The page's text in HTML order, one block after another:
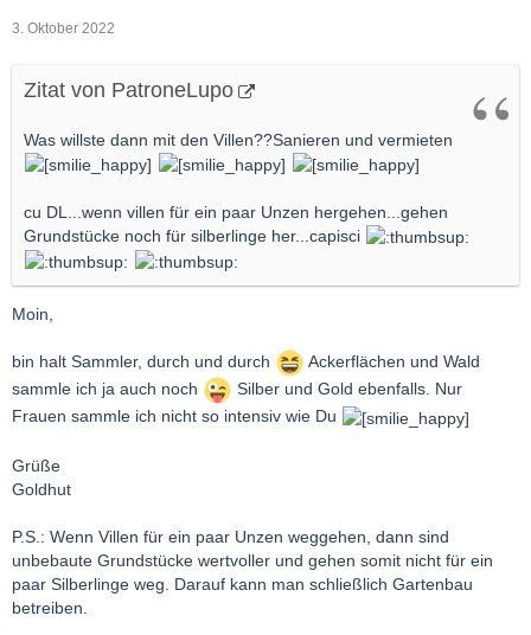
3. Oktober 2022
Zitat von PatroneLupo
Was willste dann mit den Villen??Sanieren und vermieten
cu DL...wenn villen für ein paar Unzen hergehen...gehen
Grundstücke noch für silberlinge her...capisci
Moin,
bin halt Sammler, durch und durch
Ackerflächen und Wald
sammle ich ja auch noch
Silber und Gold ebenfalls. Nur
Frauen sammle ich nicht so intensiv wie Du
Grüße
Goldhut
P.S.: Wenn Villen für ein paar Unzen weggehen, dann sind
unbebaute Grundstücke wertvoller und gehen somit nicht für ein
paar Silberlinge weg. Darauf kann man schließlich Gartenbau
betreiben.